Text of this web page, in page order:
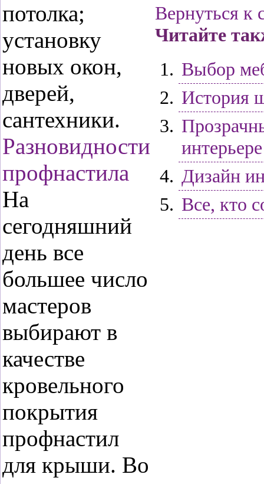
потолка;
установку
новых окон,
дверей,
сантехники.
Разновидности
профнастила
На
сегодняшний
день все
большее число
мастеров
выбирают в
качестве
кровельного
покрытия
профнастил
для крыши. Во
Вернуться к
Читайте
Выбор
История
интерьере
Дизайн
Все, кто